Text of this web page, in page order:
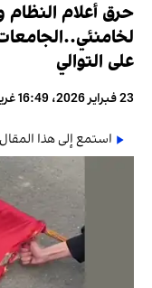
حرق أعلام
على التوالي
23 فبراير 2026، 16:49 غرينتش+0
استمع إلى هذا المقال